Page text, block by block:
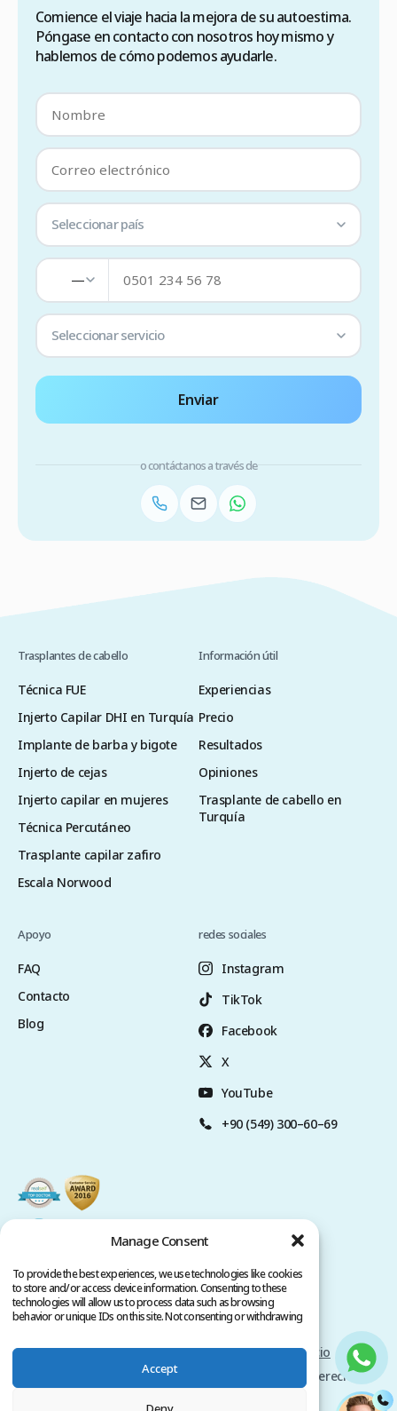
Manage Consent
To provide the best experiences, we use technologies like cookies
to store and/or access device information. Consenting to these
technologies will allow us to process data such as browsing
behavior or unique IDs on this site. Not consenting or withdrawing
Accept
Comience el viaje hacia la mejora de su autoestima.
Póngase en contacto con nosotros hoy mismo y
hablemos de cómo podemos ayudarle.
Seleccionar país
—
Seleccionar servicio
Enviar
o contáctanos a través de
Trasplantes de cabello
Técnica FUE
Injerto Capilar DHI en Turquía
Implante de barba y bigote
Injerto de cejas
Injerto capilar en mujeres
Técnica Percutáneo
Trasplante capilar zafiro
Escala Norwood
Información útil
Experiencias
Precio
Resultados
Opiniones
Trasplante de cabello en
Turquía
Apoyo
FAQ
Contacto
Blog
redes sociales
Instagram
TikTok
Facebook
X
YouTube
+90 (549) 300–60–69
Politica de privacidad
Términos del servicio
Copyright @ 2026 www.clinicana.com. Todos los derechos
reservados.